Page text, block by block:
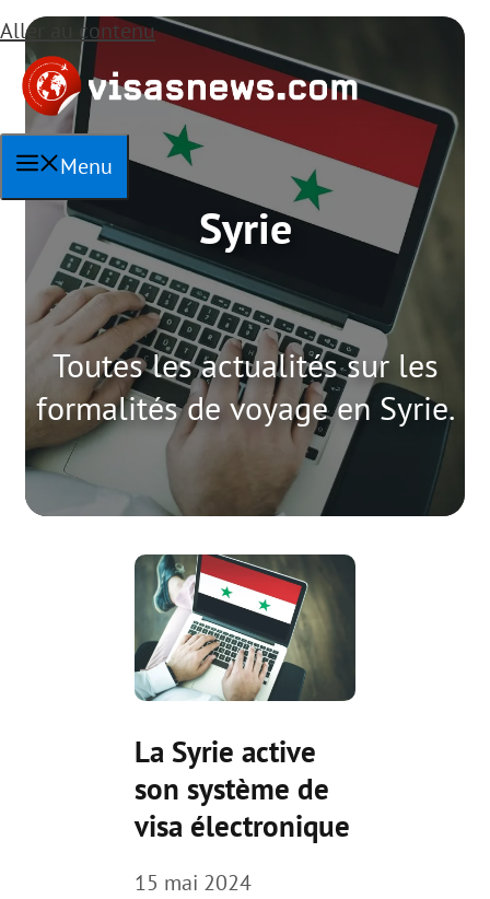
Aller au contenu
Menu
Syrie
Toutes les actualités sur les
formalités de voyage en Syrie.
La Syrie active
son système de
visa électronique
15 mai 2024